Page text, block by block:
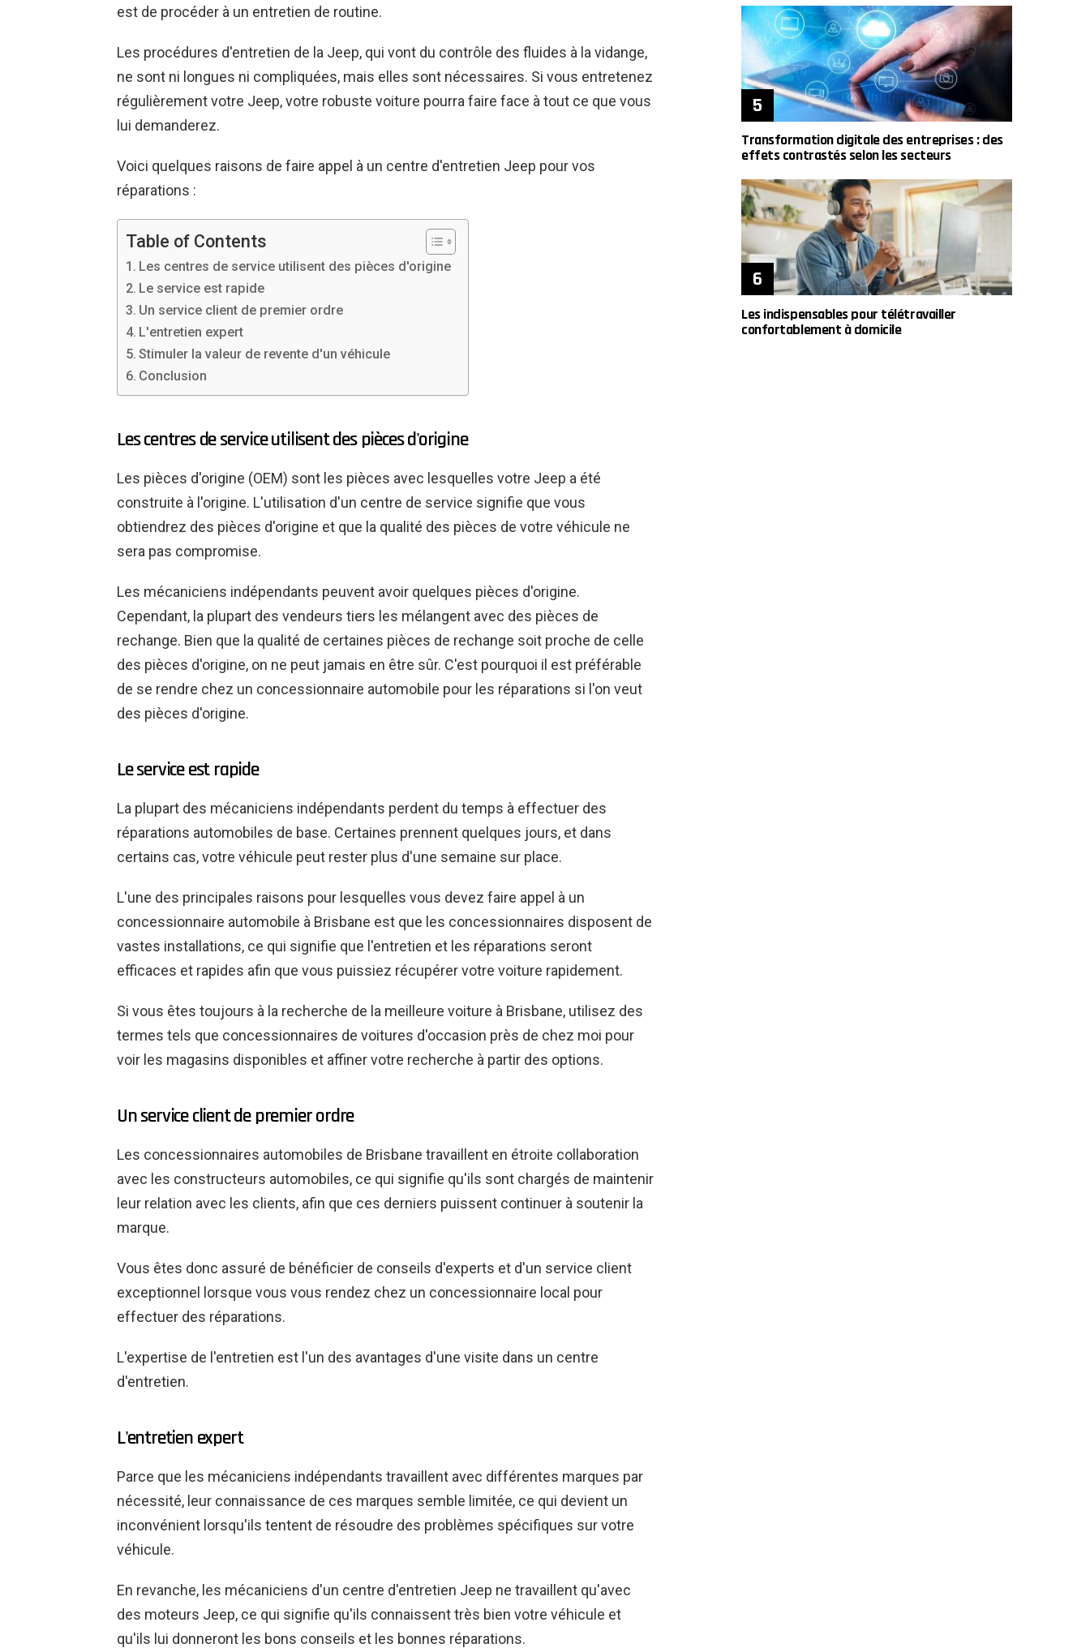
est de procéder à un entretien de routine.
Les procédures d'entretien de la Jeep, qui vont du contrôle des fluides à la vidange,
ne sont ni longues ni compliquées, mais elles sont nécessaires. Si vous entretenez
régulièrement votre Jeep, votre robuste voiture pourra faire face à tout ce que vous
lui demanderez.
Voici quelques raisons de faire appel à un centre d'entretien Jeep pour vos
réparations :
Table of Contents
Les centres de service utilisent des pièces d'origine
Le service est rapide
Un service client de premier ordre
L'entretien expert
Stimuler la valeur de revente d'un véhicule
Conclusion
Les centres de service utilisent des pièces d'origine
Les pièces d'origine (OEM) sont les pièces avec lesquelles votre Jeep a été
construite à l'origine. L'utilisation d'un centre de service signifie que vous
obtiendrez des pièces d'origine et que la qualité des pièces de votre véhicule ne
sera pas compromise.
Les mécaniciens indépendants peuvent avoir quelques pièces d'origine.
Cependant, la plupart des vendeurs tiers les mélangent avec des pièces de
rechange. Bien que la qualité de certaines pièces de rechange soit proche de celle
des pièces d'origine, on ne peut jamais en être sûr. C'est pourquoi il est préférable
de se rendre chez un concessionnaire automobile pour les réparations si l'on veut
des pièces d'origine.
Le service est rapide
La plupart des mécaniciens indépendants perdent du temps à effectuer des
réparations automobiles de base. Certaines prennent quelques jours, et dans
certains cas, votre véhicule peut rester plus d'une semaine sur place.
L'une des principales raisons pour lesquelles vous devez faire appel à un
concessionnaire automobile à Brisbane est que les concessionnaires disposent de
vastes installations, ce qui signifie que l'entretien et les réparations seront
efficaces et rapides afin que vous puissiez récupérer votre voiture rapidement.
Si vous êtes toujours à la recherche de la meilleure voiture à Brisbane, utilisez des
termes tels que concessionnaires de voitures d'occasion près de chez moi pour
voir les magasins disponibles et affiner votre recherche à partir des options.
Un service client de premier ordre
Les concessionnaires automobiles de Brisbane travaillent en étroite collaboration
avec les constructeurs automobiles, ce qui signifie qu'ils sont chargés de maintenir
leur relation avec les clients, afin que ces derniers puissent continuer à soutenir la
marque.
Vous êtes donc assuré de bénéficier de conseils d'experts et d'un service client
exceptionnel lorsque vous vous rendez chez un concessionnaire local pour
effectuer des réparations.
L'expertise de l'entretien est l'un des avantages d'une visite dans un centre
d'entretien.
L'entretien expert
Parce que les mécaniciens indépendants travaillent avec différentes marques par
nécessité, leur connaissance de ces marques semble limitée, ce qui devient un
inconvénient lorsqu'ils tentent de résoudre des problèmes spécifiques sur votre
véhicule.
En revanche, les mécaniciens d'un centre d'entretien Jeep ne travaillent qu'avec
des moteurs Jeep, ce qui signifie qu'ils connaissent très bien votre véhicule et
qu'ils lui donneront les bons conseils et les bonnes réparations.
Transformation digitale des entreprises : des
effets contrastés selon les secteurs
Les indispensables pour télétravailler
confortablement à domicile